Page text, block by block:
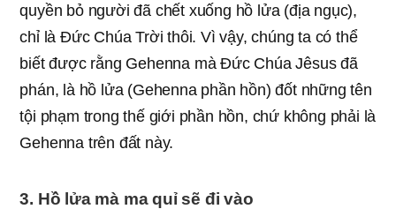
quyền bỏ người đã chết xuống hồ lửa (địa ngục),
chỉ là Đức Chúa Trời thôi. Vì vậy, chúng ta có thể
biết được rằng Gehenna mà Đức Chúa Jêsus đã
phán, là hồ lửa (Gehenna phần hồn) đốt những tên
tội phạm trong thế giới phần hồn, chứ không phải là
Gehenna trên đất này.
3. Hồ lửa mà ma quỉ sẽ đi vào